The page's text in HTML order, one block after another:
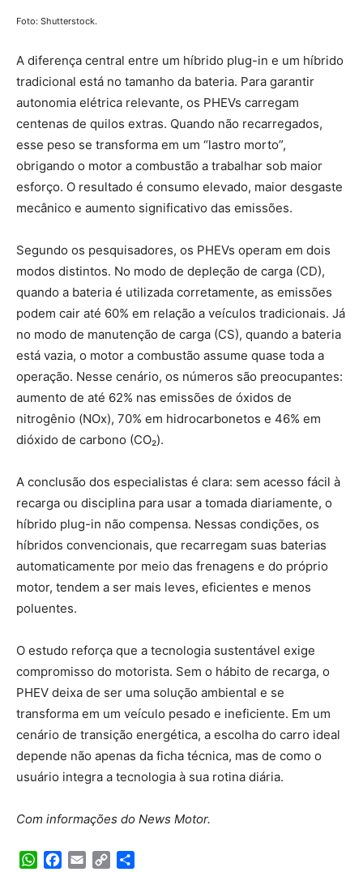
Foto: Shutterstock.
A diferença central entre um híbrido plug-in e um híbrido
tradicional está no tamanho da bateria. Para garantir
autonomia elétrica relevante, os PHEVs carregam
centenas de quilos extras. Quando não recarregados,
esse peso se transforma em um “lastro morto”,
obrigando o motor a combustão a trabalhar sob maior
esforço. O resultado é consumo elevado, maior desgaste
mecânico e aumento significativo das emissões.
Segundo os pesquisadores, os PHEVs operam em dois
modos distintos. No modo de depleção de carga (CD),
quando a bateria é utilizada corretamente, as emissões
podem cair até 60% em relação a veículos tradicionais. Já
no modo de manutenção de carga (CS), quando a bateria
está vazia, o motor a combustão assume quase toda a
operação. Nesse cenário, os números são preocupantes:
aumento de até 62% nas emissões de óxidos de
nitrogênio (NOx), 70% em hidrocarbonetos e 46% em
dióxido de carbono (CO₂).
A conclusão dos especialistas é clara: sem acesso fácil à
recarga ou disciplina para usar a tomada diariamente, o
híbrido plug-in não compensa. Nessas condições, os
híbridos convencionais, que recarregam suas baterias
automaticamente por meio das frenagens e do próprio
motor, tendem a ser mais leves, eficientes e menos
poluentes.
O estudo reforça que a tecnologia sustentável exige
compromisso do motorista. Sem o hábito de recarga, o
PHEV deixa de ser uma solução ambiental e se
transforma em um veículo pesado e ineficiente. Em um
cenário de transição energética, a escolha do carro ideal
depende não apenas da ficha técnica, mas de como o
usuário integra a tecnologia à sua rotina diária.
Com informações do News Motor.
WhatsApp
Facebook
Email Copy